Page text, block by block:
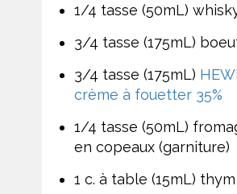
1/4 tasse (50mL)
3/4 tasse (175mL)
3/4 tasse (175mL)
crème à fouetter 35%
1/4 tasse (50mL)
en copeaux (garniture)
1 c. à table (15mL)